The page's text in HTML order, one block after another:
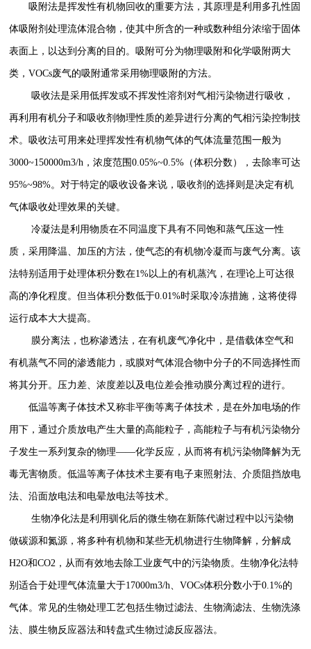
吸附法是挥发性有机物回收的重要方法，其原理是利用多孔性固
体吸附剂处理流体混合物，使其中所含的一种或数种组分浓缩于固体
表面上，以达到分离的目的。吸附可分为物理吸附和化学吸附两大
类，VOCs废气的吸附通常采用物理吸附的方法。
吸收法是采用低挥发或不挥发性溶剂对气相污染物进行吸收，
再利用有机分子和吸收剂物理性质的差异进行分离的气相污染控制技
术。吸收法可用来处理挥发性有机物气体的气体流量范围一般为
3000~150000m3/h，浓度范围0.05%~0.5%（体积分数），去除率可达
95%~98%。对于特定的吸收设备来说，吸收剂的选择则是决定有机
气体吸收处理效果的关键。
冷凝法是利用物质在不同温度下具有不同饱和蒸气压这一性
质，采用降温、加压的方法，使气态的有机物冷凝而与废气分离。该
法特别适用于处理体积分数在1%以上的有机蒸汽，在理论上可达很
高的净化程度。但当体积分数低于0.01%时采取冷冻措施，这将使得
运行成本大大提高。
膜分离法，也称渗透法，在有机废气净化中，是借载体空气和
有机蒸气不同的渗透能力，或膜对气体混合物中分子的不同选择性而
将其分开。压力差、浓度差以及电位差会推动膜分离过程的进行。
低温等离子体技术又称非平衡等离子体技术，是在外加电场的作
用下，通过介质放电产生大量的高能粒子，高能粒子与有机污染物分
子发生一系列复杂的物理——化学反应，从而将有机污染物降解为无
毒无害物质。低温等离子体技术主要有电子束照射法、介质阻挡放电
法、沿面放电法和电晕放电法等技术。
生物净化法是利用驯化后的微生物在新陈代谢过程中以污染物
做碳源和氮源，将多种有机物和某些无机物进行生物降解，分解成
H2O和CO2，从而有效地去除工业废气中的污染物质。生物净化法特
别适合于处理气体流量大于17000m3/h、VOCs体积分数小于0.1%的
气体。常见的生物处理工艺包括生物过滤法、生物滴滤法、生物洗涤
法、膜生物反应器法和转盘式生物过滤反应器法。